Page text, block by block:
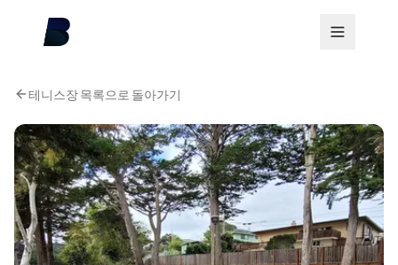
테니스장 목록으로 돌아가기